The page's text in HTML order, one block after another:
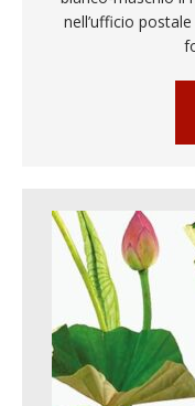
nell’ufficio